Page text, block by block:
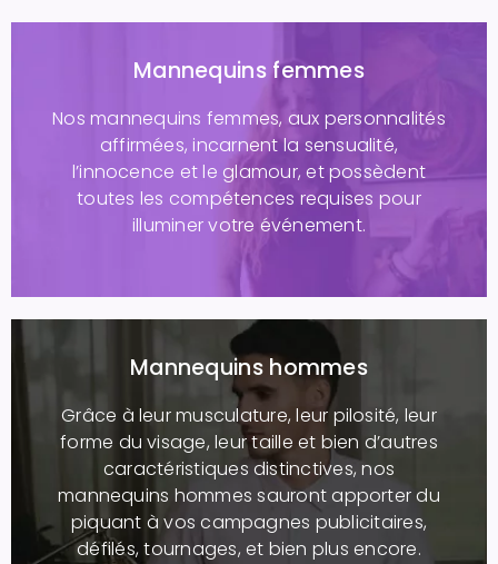
Mannequins femmes
Nos mannequins femmes, aux personnalités
affirmées, incarnent la sensualité,
l’innocence et le glamour, et possèdent
toutes les compétences requises pour
illuminer votre événement.
Mannequins hommes
Grâce à leur musculature, leur pilosité, leur
forme du visage, leur taille et bien d’autres
caractéristiques distinctives, nos
mannequins hommes sauront apporter du
piquant à vos campagnes publicitaires,
défilés, tournages, et bien plus encore.